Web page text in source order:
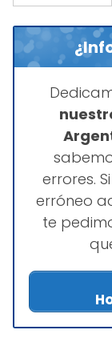
errores.
erróneo
te